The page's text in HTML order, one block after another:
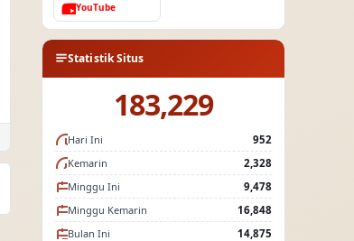
YouTube
Statistik Situs
183,229
Hari Ini
952
Kemarin
2,328
Minggu Ini
9,478
Minggu Kemarin
16,848
Bulan Ini
14,875